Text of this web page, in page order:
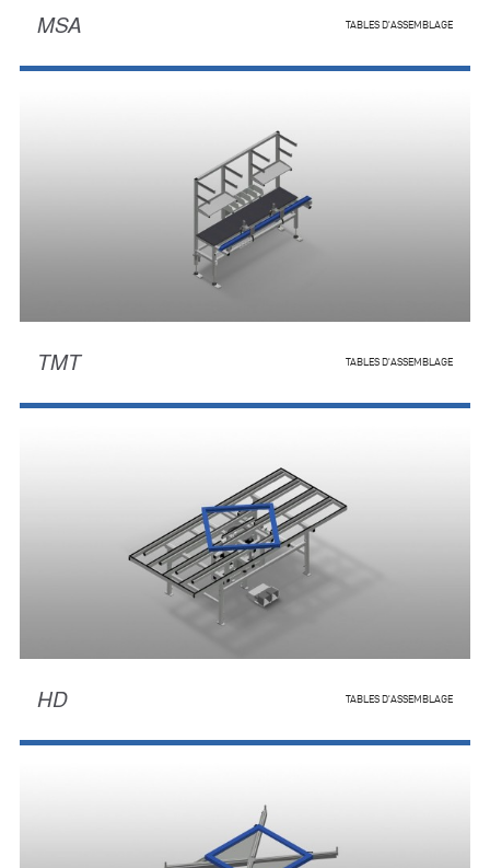
MSA TABLES D'ASSEMBLAGE
TMT TABLES D'ASSEMBLAGE
HD TABLES D'ASSEMBLAGE